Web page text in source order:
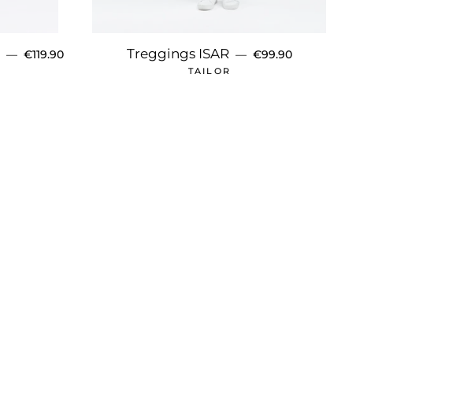
— NORMALER PREIS
€119.90 Treggings ISAR — NORMALER PREIS
€99.90
TAILOR